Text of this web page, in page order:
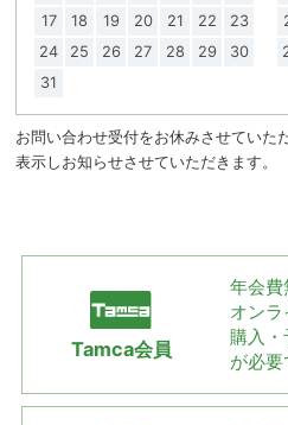
17
18 19 20 21 22
23
24
25 26 27 28 29
30
31
お問い合わせ受付をお休みさせていた
表示しお知らせさせていただきます。
Tamca会員
年会費
オン
購入
が必要